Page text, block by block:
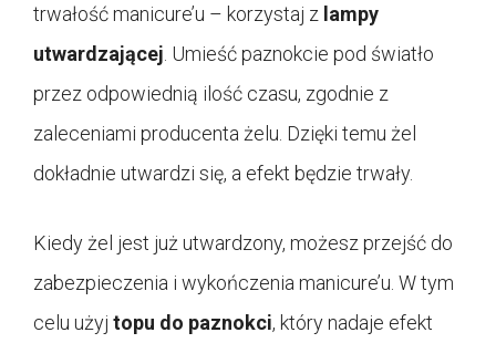
trwałość manicure’u – korzystaj z lampy
utwardzającej . Umieść paznokcie pod światło
przez odpowiednią ilość czasu, zgodnie z
zaleceniami producenta żelu. Dzięki temu żel
dokładnie utwardzi się, a efekt będzie trwały.
Kiedy żel jest już utwardzony, możesz przejść do
zabezpieczenia i wykończenia manicure’u. W tym
celu użyj topu do paznokci, który nadaje efekt